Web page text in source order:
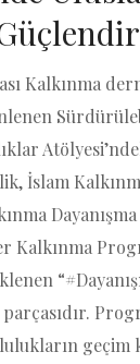
Kalkınma
İslam
Kalkınma
geçim